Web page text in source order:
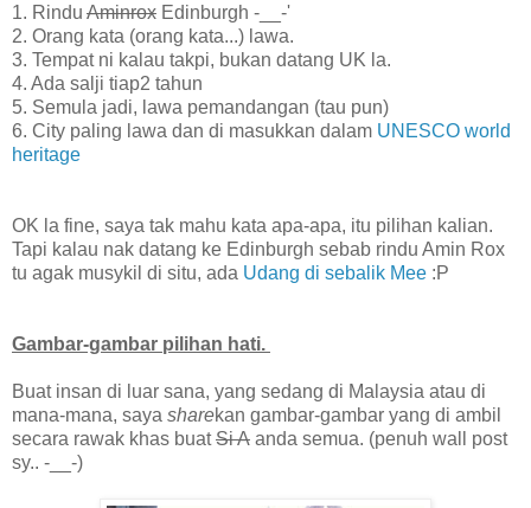
1. Rindu Aminrox Edinburgh -__-'
2. Orang kata (orang kata...) lawa.
3. Tempat ni kalau takpi, bukan datang UK la.
4. Ada salji tiap2 tahun
5. Semula jadi, lawa pemandangan (tau pun)
6. City paling lawa dan di masukkan dalam UNESCO world
heritage
OK la fine, saya tak mahu kata apa-apa, itu pilihan kalian.
Tapi kalau nak datang ke Edinburgh sebab rindu Amin Rox
tu agak musykil di situ, ada Udang di sebalik Mee :P
Gambar-gambar pilihan hati.
Buat insan di luar sana, yang sedang di Malaysia atau di
mana-mana, saya sharekan gambar-gambar yang di ambil
secara rawak khas buatSi A anda semua. (penuh wall post
sy.. -__-)